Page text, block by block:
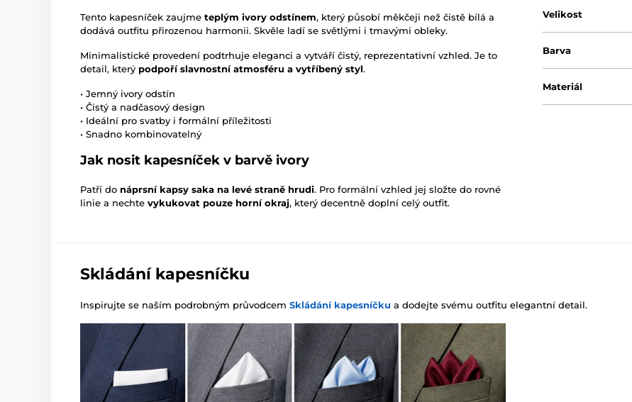
Tento kapesníček zaujme teplým ivory odstínem, který působí měkčeji než čistě bílá a
dodává outfitu přirozenou harmonii. Skvěle ladí se světlými i tmavými obleky.
Minimalistické provedení podtrhuje eleganci a vytváří čistý, reprezentativní vzhled. Je to
detail, který podpoří slavnostní atmosféru a vytříbený styl.
• Jemný ivory odstín
• Čistý a nadčasový design
• Ideální pro svatby i formální příležitosti
• Snadno kombinovatelný
Jak nosit kapesníček v barvě ivory
Patří do náprsní kapsy saka na levé straně hrudi. Pro formální vzhled jej složte do rovné
linie a nechte vykukovat pouze horní okraj, který decentně doplní celý outfit.
Velikost
Barva
Materiál
Skládání kapesníčku
Inspirujte se naším podrobným průvodcem Skládání kapesníčku a dodejte svému outfitu elegantní detail.